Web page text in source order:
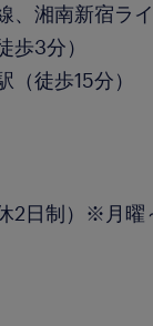
、湘南新宿ラ
歩3分）
徒歩15分）
2日制）※月